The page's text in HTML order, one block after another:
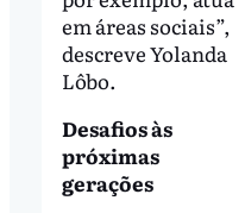
em áreas sociais”,
descreve Yolanda
Lôbo.
Desafios às
próximas
gerações